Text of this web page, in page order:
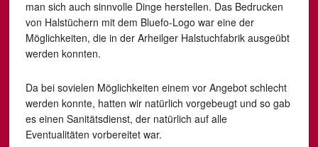
man sich auch sinnvolle Dinge herstellen. Das Bedrucken
von Halstüchern mit dem Bluefo-Logo war eine der
Möglichkeiten, die in der Arheilger Halstuchfabrik ausgeübt
werden konnten.
Da bei sovielen Möglichkeiten einem vor Angebot schlecht
werden konnte, hatten wir natürlich vorgebeugt und so gab
es einen Sanitätsdienst, der natürlich auf alle
Eventualitäten vorbereitet war.